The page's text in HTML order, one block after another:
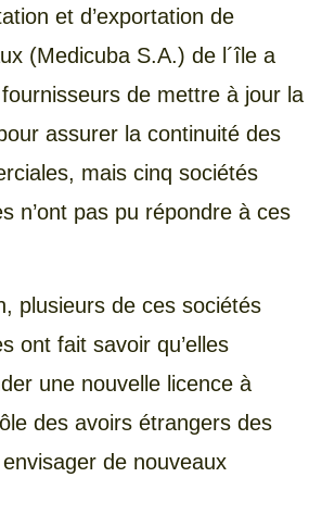
et d’exportation de
(Medicuba S.A.) de l´île a
de mettre à jour la
assurer la continuité des
mais cinq sociétés
n’ont pas pu répondre à ces
plusieurs de ces sociétés
ont fait savoir qu’elles
une nouvelle licence à
des avoirs étrangers des
de nouveaux